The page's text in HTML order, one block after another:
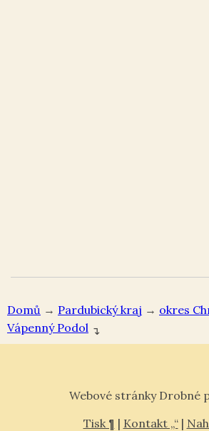
Domů → Pardubický kraj → okres
Vápenný Podol ↴
Webové stránky Drobné
Tisk ¶ | Kontakt „“|